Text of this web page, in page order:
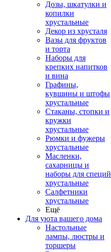
Дозы, шкатулки и
копилки
хрустальные
Декор из хрусталя
Вазы для фруктов
и торта
Наборы для
крепких напитков
и вина
Графины,
кувшины и штофы
хрустальные
Стаканы, стопки и
кружки
хрустальные
Рюмки и фужеры
хрустальные
Масленки,
сахарницы и
наборы для специй
хрустальные
Салфетники
хрустальные
Ещё
Для уюта вашего дома
Настольные
лампы, люстры и
торшеры